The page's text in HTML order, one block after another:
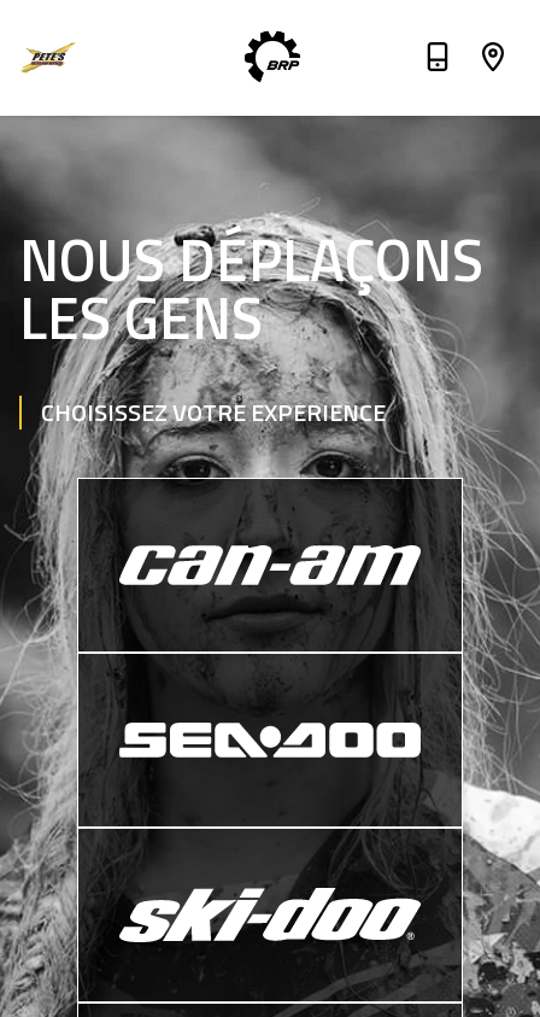
NOUS DÉPLAÇONS
LES GENS
CHOISISSEZ VOTRE EXPERIENCE